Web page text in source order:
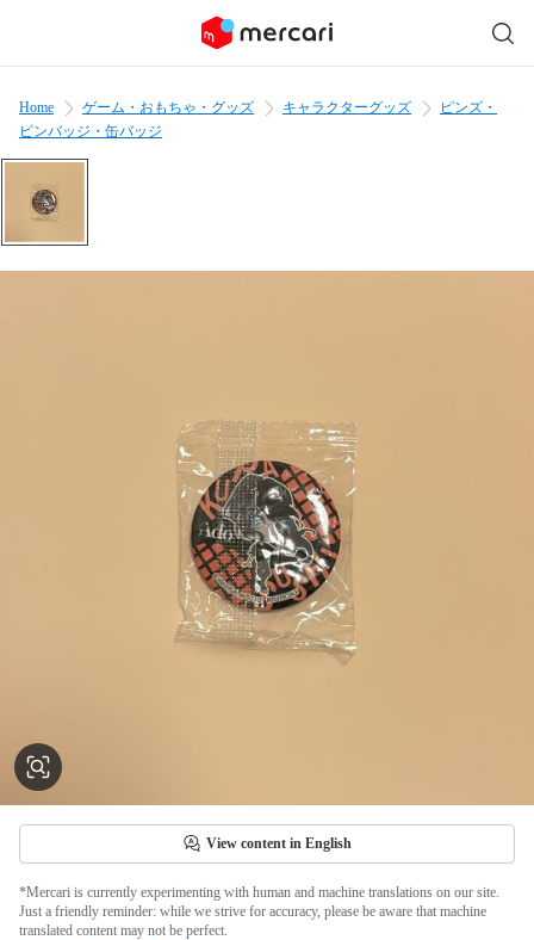
Home ゲーム・おもちゃ・グッズ キャラクターグッズ
ピンズ・
ピンバッジ・缶バッジ
View content in English
*Mercari is currently experimenting with human and machine translations on our site.
Just a friendly reminder: while we strive for accuracy, please be aware that machine
translated content may not be perfect.